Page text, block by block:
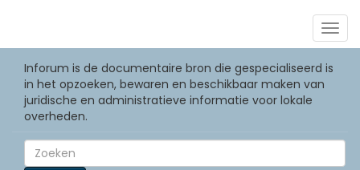
Inforum is de documentaire bron die gespecialiseerd is
in het opzoeken, bewaren en beschikbaar maken van
juridische en administratieve informatie voor lokale
overheden.